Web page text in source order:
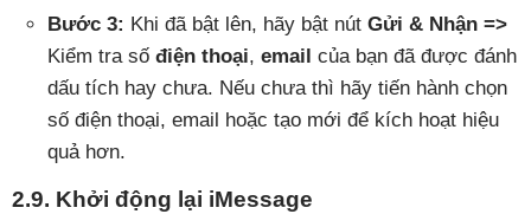
Bước 3: Khi đã bật lên, hãy bật nút Gửi & Nhận =>
Kiểm tra số điện thoại, email của bạn đã được đánh
dấu tích hay chưa. Nếu chưa thì hãy tiến hành chọn
số điện thoại, email hoặc tạo mới để kích hoạt hiệu
quả hơn.
2.9. Khởi động lại iMessage